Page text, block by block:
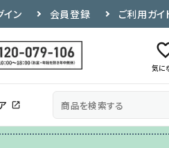
イン 会員登録 ご利用ガイ
気に
open_in_new